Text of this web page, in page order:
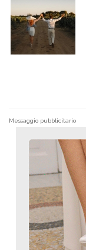
Messaggio pubblicitario